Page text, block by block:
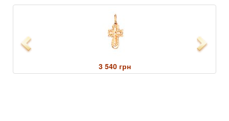
Previous
3 540 грн
Next